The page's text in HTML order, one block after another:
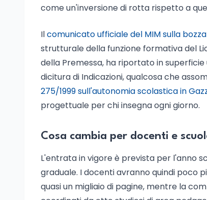
come un'inversione di rotta rispetto a
Ilcomunicato ufficiale del MIM sulla
strutturale della funzione formativa del
della Premessa, ha riportato in
dicitura di Indicazioni, qualcosa che
275/1999 sull'autonomia scolastica in
progettuale per chi insegna ogni giorno.
Cosa cambia per docenti e
L'entrata in vigore è prevista per l'anno
graduale. I docenti avranno quindi poco
quasi un migliaio di pagine, mentre la